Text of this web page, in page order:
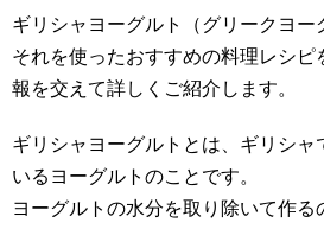
ギリシャヨーグルト（グリークヨー
それを使ったおすすめの料理レシピ
報を交えて詳しくご紹介します。
ギリシャヨーグルトとは、ギリシャ
いるヨーグルトのことです。
ヨーグルトの水分を取り除いて作る